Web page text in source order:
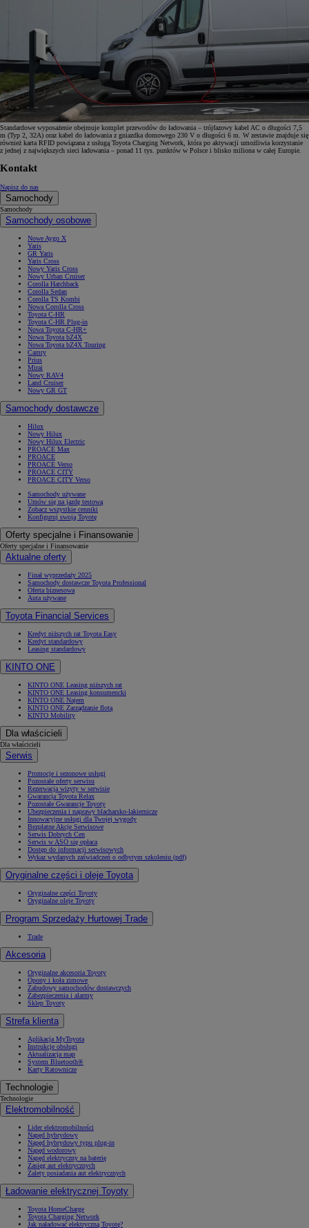
Standardowe wyposażenie obejmuje komplet przewodów do ładowania – trójfazowy kabel AC o długości 7,5
m (Typ 2, 32A) oraz kabel do ładowania z gniazdka domowego 230 V o długości 6 m. W zestawie znajduje się
również karta RFID powiązana z usługą Toyota Charging Network, która po aktywacji umożliwia korzystanie
z jednej z największych sieci ładowania – ponad 11 tys. punktów w Polsce i blisko miliona w całej Europie.
Kontakt
Napisz do nas
Samochody
Samochody
Samochody osobowe
Nowe Aygo X
Yaris
GR Yaris
Yaris Cross
Nowy Yaris Cross
Nowy Urban Cruiser
Corolla Hatchback
Corolla Sedan
Corolla TS Kombi
Nowa Corolla Cross
Toyota C-HR
Toyota C-HR Plug-in
Nowa Toyota C-HR+
Nowa Toyota bZ4X
Nowa Toyota bZ4X Touring
Camry
Prius
Mirai
Nowy RAV4
Land Cruiser
Nowy GR GT
Samochody dostawcze
Hilux
Nowy Hilux
Nowy Hilux Electric
PROACE Max
PROACE
PROACE Verso
PROACE CITY
PROACE CITY Verso
Samochody używane
Umów się na jazdę testową
Zobacz wszystkie cenniki
Konfiguruj swoją Toyotę
Oferty specjalne i Finansowanie
Oferty specjalne i Finansowanie
Aktualne oferty
Finał wyprzedaży 2025
Samochody dostawcze Toyota Professional
Oferta biznesowa
Auta używane
Toyota Financial Services
Kredyt niższych rat Toyota Easy
Kredyt standardowy
Leasing standardowy
KINTO ONE
KINTO ONE Leasing niższych rat
KINTO ONE Leasing konsumencki
KINTO ONE Najem
KINTO ONE Zarządzanie flotą
KINTO Mobility
Dla właścicieli
Dla właścicieli
Serwis
Promocje i sezonowe usługi
Pozostałe oferty serwisu
Rezerwacja wizyty w serwisie
Gwarancja Toyota Relax
Pozostałe Gwarancje Toyoty
Ubezpieczenia i naprawy blacharsko-lakiernicze
Innowacyjne usługi dla Twojej wygody
Bezpłatne Akcje Serwisowe
Serwis Dobrych Cen
Serwis w ASO się opłaca
Dostęp do informacji serwisowych
Wykaz wydanych zaświadczeń o odbytym szkoleniu (pdf)
Oryginalne części i oleje Toyota
Oryginalne części Toyoty
Oryginalne oleje Toyoty
Program Sprzedaży Hurtowej Trade
Trade
Akcesoria
Oryginalne akcesoria Toyoty
Opony i koła zimowe
Zabudowy samochodów dostawczych
Zabezpieczenia i alarmy
Sklep Toyoty
Strefa klienta
Aplikacja MyToyota
Instrukcje obsługi
Aktualizacja map
System Bluetooth®
Karty Ratownicze
Technologie
Technologie
Elektromobilność
Lider elektromobilności
Napęd hybrydowy
Napęd hybrydowy typu plug-in
Napęd wodorowy
Napęd elektryczny na baterię
Zasięg aut elektrycznych
Zalety posiadania aut elektrycznych
Ładowanie elektrycznej Toyoty
Toyota HomeCharge
Toyota Charging Network
Jak naładować elektryczną Toyotę?